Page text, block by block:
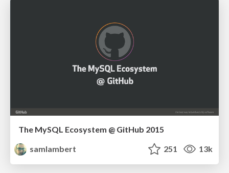
The MySQL Ecosystem @ GitHub 2015
samlambert
251 13k